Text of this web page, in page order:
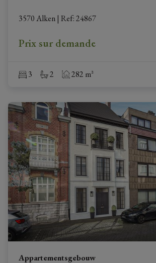
3570 Alken | Ref: 24867
Prix sur demande
3 2 282 m²
Appartementsgebouw